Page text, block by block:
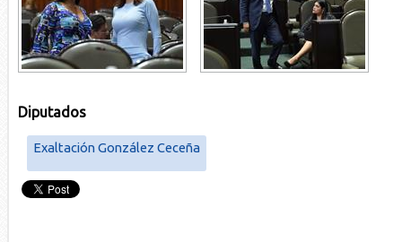
Diputados
Exaltación González Ceceña